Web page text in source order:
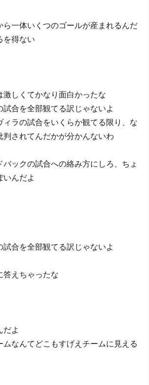
ら一体いくつのゴールが産まれるんだ
を得ない
激しくてかなり面白かったな
試合を全部観てる訳じゃないよ
ィラの試合をいくらか観てる限り、な
判されてんだかが分かんないわ
バックの試合への絡み方にしろ、ちょ
いんだよ
試合を全部観てる訳じゃないよ
答えちゃったな
だよ
ムなんてどこもすげえチームに見える